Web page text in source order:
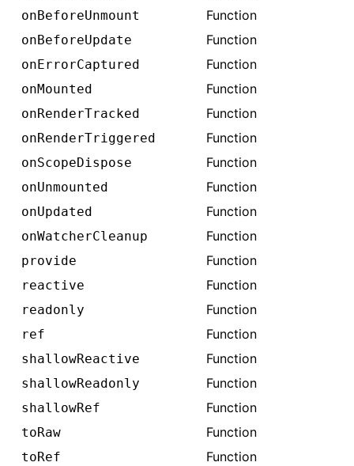
onBeforeUnmount Function
onBeforeUpdate Function
onErrorCaptured Function
onMounted Function
onRenderTracked Function
onRenderTriggered Function
onScopeDispose Function
onUnmounted Function
onUpdated Function
onWatcherCleanup Function
provide Function
reactive Function
readonly Function
ref Function
shallowReactive Function
shallowReadonly Function
shallowRef Function
toRaw Function
toRef Function